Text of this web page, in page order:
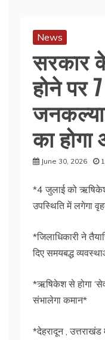
News
सरकार
होने पर
का
June 30, 2026
*4 जुलाई को
उपस्थिति में लगेगा
*जिलाधिकारी ने
दिए समयबद्ध
*ऋषिकेश से होगा
संभालेगा कमान*
*देहरादून ,